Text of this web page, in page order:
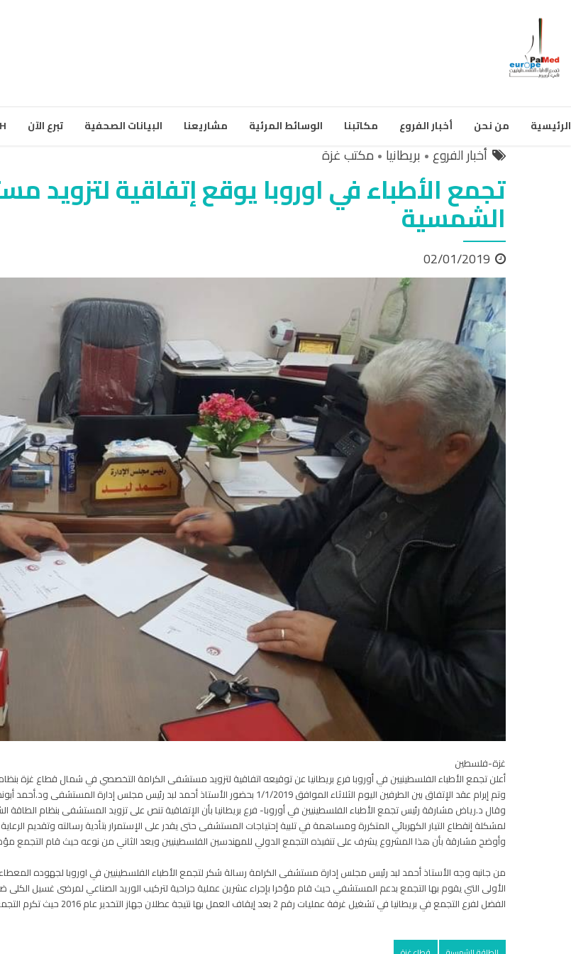
الرئيسية من نحن أخبار الفروع مكاتبنا الوسائط المرئية مشاريعنا البيانات الصحفية تبرع الآن
أخبار الفروع بريطانيا مكتب غزة
تجمع الأطباء في اوروبا يوقع إتفاقية لتزويد
الشمسية
02/01/2019
غزة-فلسطين
أعلن تجمع الأطباء الفلسطينيين في أوروبا فرع بريطانيا عن توقيعه اتفاقية لتزويد مستشفى الكرامة التخصصي في شمال قطاع غزة
وتم إبرام عقد الإتفاق بين الطرفين اليوم الثلاثاء الموافق 1/1/2019 بحضور الأستاذ أحمد لبد رئيس مجلس إدارة المستشفى ود.أحمد أبوندى مدير مكتب تجمع الأطباء في غزة
لمشكلة إنقطاع التيار الكهربائي المتكررة ومساهمة في تلبية إحتياجات المستشفى حتى يقدر على الإستمرار بتأدية رسالته وتقديم
وأوضح مشارقة بأن هذا المشروع يشرف على تنفيذه التجمع الدولي للمهندسين الفلسطينيين ويعد الثاني من نوعه حيث قام
من جانبه وجه الأستاذ أحمد لبد رئيس مجلس إدارة مستشفى الكرامة رسالة شكر لتجمع الأطباء الفلسطينيين في اوروبا لجهوده
الفضل لفرع التجمع في بريطانيا في تشغيل غرفة عمليات رقم 2 بعد إيقاف العمل بها نتيجة عطلان جهاز التخدير عام 2016 حيث تكرم التجمع آنذاك بتوفير جهاز تخدير حديث ومتطور للمستشفى .